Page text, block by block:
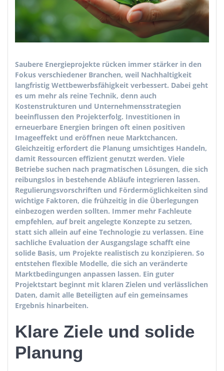
Saubere Energieprojekte rücken immer stärker in den
Fokus verschiedener Branchen, weil Nachhaltigkeit
langfristig Wettbewerbsfähigkeit verbessert. Dabei geht
es um mehr als reine Technik, denn auch
Kostenstrukturen und Unternehmensstrategien
beeinflussen den Projekterfolg. Investitionen in
erneuerbare Energien bringen oft einen positiven
Imageeffekt und eröffnen neue Marktchancen.
Gleichzeitig erfordert die Planung umsichtiges Handeln,
damit Ressourcen effizient genutzt werden. Viele
Betriebe suchen nach pragmatischen Lösungen, die sich
reibungslos in bestehende Abläufe integrieren lassen.
Regulierungsvorschriften und Fördermöglichkeiten sind
wichtige Faktoren, die frühzeitig in die Überlegungen
einbezogen werden sollten. Immer mehr Fachleute
empfehlen, auf breit angelegte Konzepte zu setzen,
statt sich allein auf eine Technologie zu verlassen. Eine
sachliche Evaluation der Ausgangslage schafft eine
solide Basis, um Projekte realistisch zu konzipieren. So
entstehen flexible Modelle, die sich an veränderte
Marktbedingungen anpassen lassen. Ein guter
Projektstart beginnt mit klaren Zielen und verlässlichen
Daten, damit alle Beteiligten auf ein gemeinsames
Ergebnis hinarbeiten.
Klare Ziele und solide
Planung